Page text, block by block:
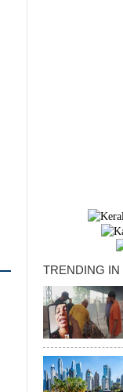
TRENDING IN
×